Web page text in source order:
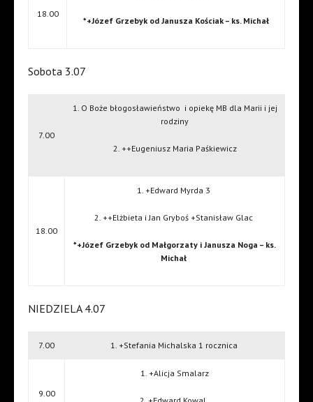
18.00
*+Józef Grzebyk od Janusza Kościak – ks. Michał
Sobota 3.07
7.00
1. O Boże błogosławieństwo i opiekę MB dla Marii i jej
rodziny
2. ++Eugeniusz Maria Paśkiewicz
18.00
1. +Edward Myrda 3
2. ++Elżbieta i Jan Gryboś +Stanisław Glac
*+Józef Grzebyk od Małgorzaty i Janusza Noga – ks.
Michał
NIEDZIELA 4.07
7.00 1. +Stefania Michalska 1 rocznica
9.00
1. +Alicja Smalarz